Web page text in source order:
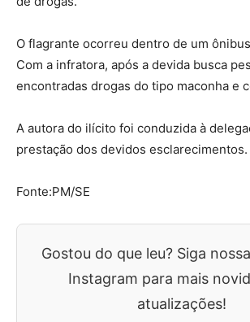
O flagrante ocorreu dentro de um
Com a infratora, após a devida busca
encontradas drogas do tipo maconha e
A autora do ilícito foi conduzida à
prestação dos devidos esclarecimentos.
Fonte:PM/SE
Gostou do que leu? Siga
Instagram para mais
atualizações!